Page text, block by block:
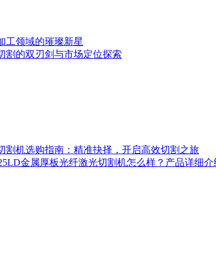
工领域的璀璨新星
割的双刃剑与市场定位探索
割机选购指南：精准抉择，开启高效切割之旅
金属厚板光纤激光切割机怎么样？产品详细介